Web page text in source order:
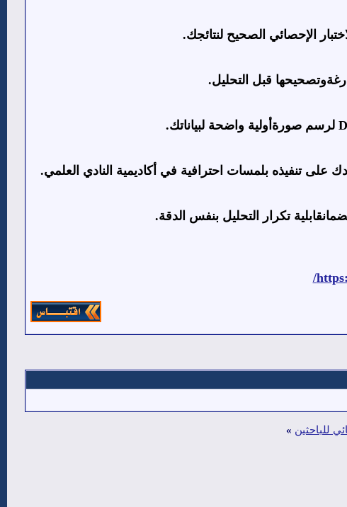
الإحصائي الصحيح لنتائجك.
قبل التحليل.
لرسم صورةأولية واضحة لبياناتك.
على تنفيذه بلمسات احترافية في أكاديمية النادي العلمي.
تكرار التحليل بنفس الدقة.
للباحثين »